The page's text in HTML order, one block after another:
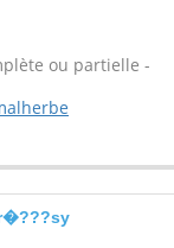
ou partielle -